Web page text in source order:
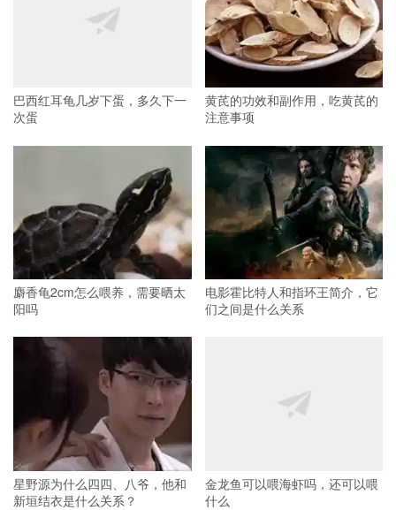
巴西红耳龟几岁下蛋，多久下一
次蛋
黄芪的功效和副作用，吃黄芪的
注意事项
麝香龟2cm怎么喂养，需要晒太
阳吗
电影霍比特人和指环王简介，它
们之间是什么关系
星野源为什么四四、八爷，他和
新垣结衣是什么关系？
金龙鱼可以喂海虾吗，还可以喂
什么